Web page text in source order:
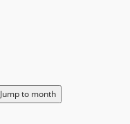
Jump to month